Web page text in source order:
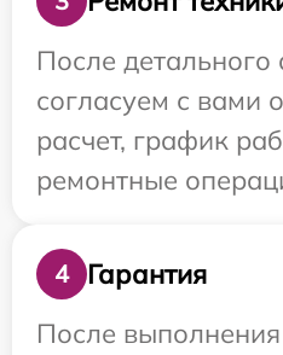
После
согласуем с вами
расчет, график
ремонтные
4
Гарантия
После